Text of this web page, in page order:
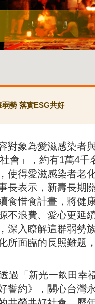
弱勢 落實ESG共好
對象為愛滋感染者
會」，約有1萬4千
使得愛滋感染者老
長表示，新壽長期
食惜食計畫，將健
不浪費、愛心更延
深入瞭解這群弱勢
所面臨的長照難題
過「新光一畝田幸
誓約》，關心台灣